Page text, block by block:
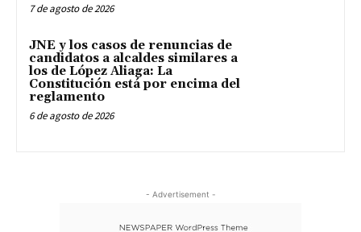
7 de agosto de 2026
JNE y los casos de renuncias de
candidatos a alcaldes similares a
los de López Aliaga: La
Constitución está por encima del
reglamento
6 de agosto de 2026
- Advertisement -